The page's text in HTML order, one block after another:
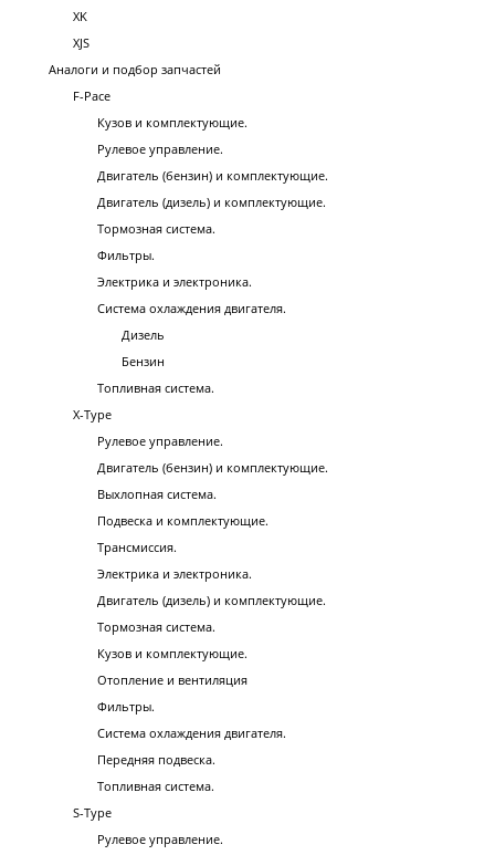
XK
XJS
Аналоги и подбор запчастей
F-Pace
Кузов и комплектующие.
Рулевое управление.
Двигатель (бензин) и комплектующие.
Двигатель (дизель) и комплектующие.
Тормозная система.
Фильтры.
Электрика и электроника.
Система охлаждения двигателя.
Дизель
Бензин
Топливная система.
X-Type
Рулевое управление.
Двигатель (бензин) и комплектующие.
Выхлопная система.
Подвеска и комплектующие.
Трансмиссия.
Электрика и электроника.
Двигатель (дизель) и комплектующие.
Тормозная система.
Кузов и комплектующие.
Отопление и вентиляция
Фильтры.
Система охлаждения двигателя.
Передняя подвеска.
Топливная система.
S-Type
Рулевое управление.